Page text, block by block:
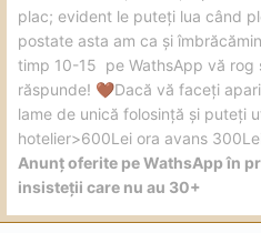
plac; evident le puteți lua când
postate asta am ca și
timp 10-15 pe WathsApp vă
răspunde! 🤎Dacă vă faceți
lame de unică folosință și puteți
hotelier>600Lei ora avans
Anunț oferite pe WathsApp în
insisteții care nu au 30+